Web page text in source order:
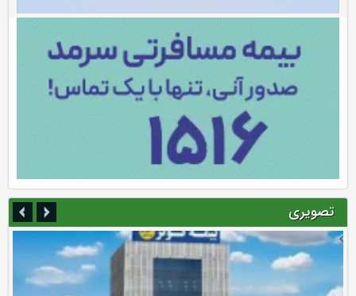
تصویری